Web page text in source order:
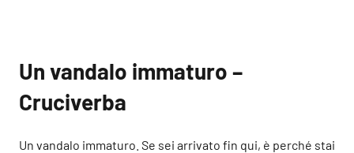
Un vandalo immaturo –
Cruciverba
Un vandalo immaturo. Se sei arrivato fin qui, è perché stai